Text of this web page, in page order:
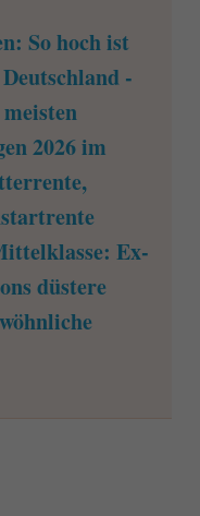
So hoch ist
-
2026 im
Ex-
düstere